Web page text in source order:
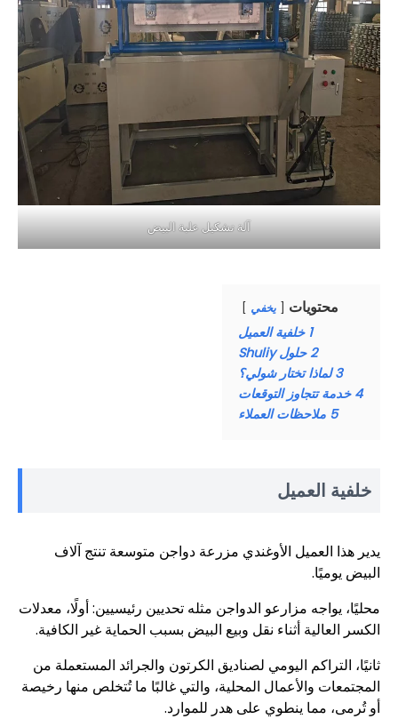
آلة تشكيل علبة البيض
محتويات يخفي
1 خلفية العميل
2 حلول Shuliy
3 لماذا تختار شولي؟
4 خدمة تتجاوز التوقعات
5 ملاحظات العملاء
خلفية العميل
يدير هذا العميل الأوغندي مزرعة دواجن متوسعة تنتج آلاف
البيض يوميًا.
محليًا، يواجه مزارعو الدواجن مثله تحديين رئيسيين: أولًا، معدلات
الكسر العالية أثناء نقل وبيع البيض بسبب الحماية غير الكافية.
ثانيًا، التراكم اليومي لصناديق الكرتون والجرائد المستعملة من
المجتمعات والأعمال المحلية، والتي غالبًا ما تُتخلص منها رخيصة
أو تُرمى، مما ينطوي على هدر للموارد.